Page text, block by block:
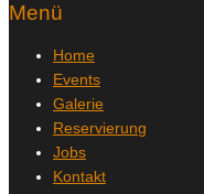
Menü
Home
Events
Galerie
Reservierung
Jobs
Kontakt